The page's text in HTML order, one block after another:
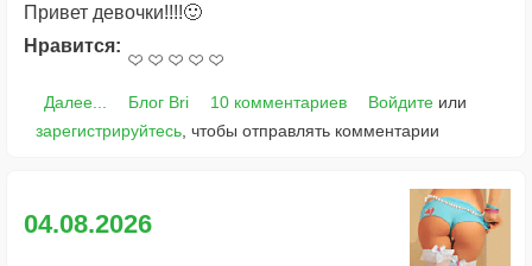
Привет девочки!!!!🙂
Нравится:
Далее... Блог Bri 10 комментариев Войдитеили
зарегистрируйтесь , чтобы отправлять комментарии
04.08.2026